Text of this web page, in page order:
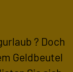
? Doch
Geldbeutel